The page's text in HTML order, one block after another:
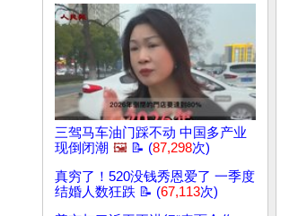
三驾马车油门踩不动 中国多产业
现倒闭潮 🖼️ 📝 (87,298次)
真穷了！520没钱秀恩爱了 一季度
结婚人数狂跌 📝 (67,113次)